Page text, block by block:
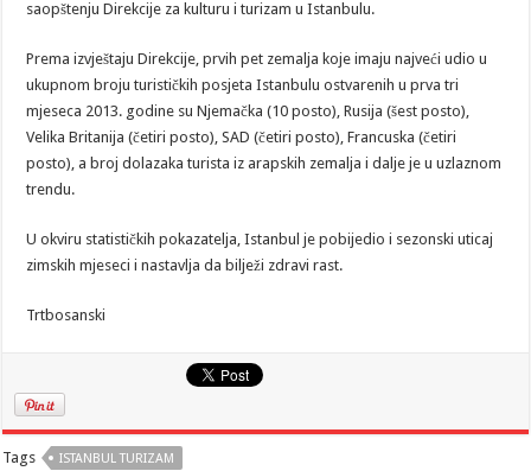
saopštenju Direkcije za kulturu i turizam u Istanbulu.
Prema izvještaju Direkcije, prvih pet zemalja koje imaju najveći udio u
ukupnom broju turističkih posjeta Istanbulu ostvarenih u prva tri
mjeseca 2013. godine su Njemačka (10 posto), Rusija (šest posto),
Velika Britanija (četiri posto), SAD (četiri posto), Francuska (četiri
posto), a broj dolazaka turista iz arapskih zemalja i dalje je u uzlaznom
trendu.
U okviru statističkih pokazatelja, Istanbul je pobijedio i sezonski uticaj
zimskih mjeseci i nastavlja da bilježi zdravi rast.
Trtbosanski
Tags ISTANBUL TURIZAM